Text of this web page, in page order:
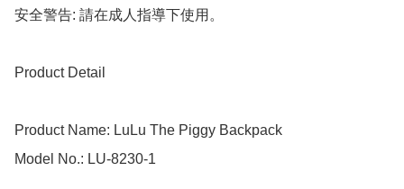
安全警告: 請在成人指導下使用。
Product Detail
Product Name: LuLu The Piggy Backpack
Model No.: LU-8230-1